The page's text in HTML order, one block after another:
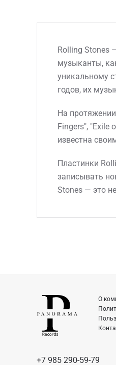
Rolling Stones
музыканты,
уникальному
годов, их
На
Fingers", "Exile
известна
Пластинки
записывать
Stones — это
О
+7 985 290-59-79